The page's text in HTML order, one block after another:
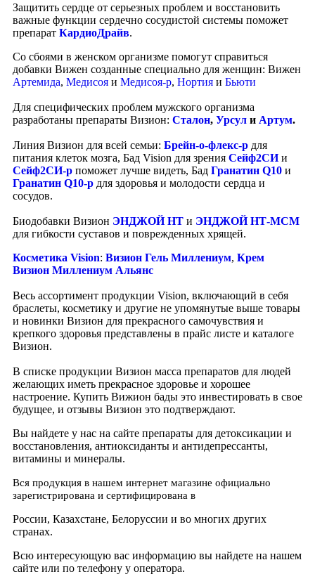
Защитить сердце от серьезных проблем и восстановить
важные функции сердечно сосудистой системы поможет
препарат КардиоДрайв.
Со сбоями в женском организме помогут справиться
добавки Вижен созданные специально для женщин: Вижен
Артемида, Медисоя и Медисоя-р, Нортия и Бьюти
Для специфических проблем мужского организма
разработаны препараты Визион: Сталон, Урсул и Артум.
Линия Визион для всей семьи: Брейн-о-флекс-р для
питания клеток мозга, Бад Vision для зрения Сейф2СИ и
Сейф2СИ-р поможет лучше видеть, Бад Гранатин Q10 и
Гранатин Q10-р для здоровья и молодости сердца и
сосудов.
Биодобавки Визион ЭНДЖОЙ НТ и ЭНДЖОЙ НТ-МСМ
для гибкости суставов и поврежденных хрящей.
Косметика Vision: Визион Гель Миллениум, Крем
Визион Миллениум Альянс
Весь ассортимент продукции Vision, включающий в себя
браслеты, косметику и другие не упомянутые выше товары
и новинки Визион для прекрасного самочувствия и
крепкого здоровья представлены в прайс листе и каталоге
Визион.
В списке продукции Визион масса препаратов для людей
желающих иметь прекрасное здоровье и хорошее
настроение. Купить Вижион бады это инвестировать в свое
будущее, и отзывы Визион это подтверждают.
Вы найдете у нас на сайте препараты для детоксикации и
восстановления, антиоксиданты и антидепрессанты,
витамины и минералы.
Вся продукция в нашем интернет магазине официально
зарегистрирована и сертифицирована в
России, Казахстане, Белоруссии и во многих других
странах.
Всю интересующую вас информацию вы найдете на нашем
сайте или по телефону у оператора.